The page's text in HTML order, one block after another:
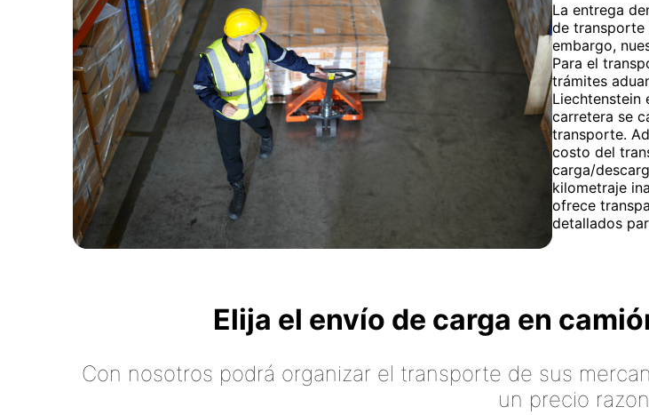
La entrega
de transporte
embargo,
Para el
trámites
Liechtenstein
carretera se
transporte.
costo del
carga/
kilometraje
ofrece
detallados
Elija el envío de carga en
Con nosotros podrá organizar el transporte de sus
un precio